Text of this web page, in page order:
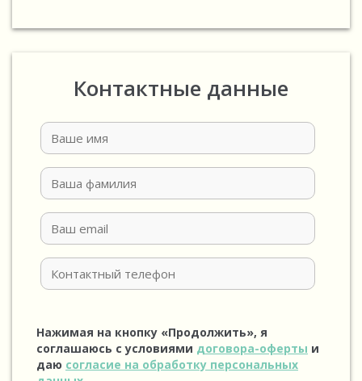
Контактные данные
Нажимая на кнопку «Продолжить», я
соглашаюсь с условиями договора-оферты и
даю согласие на обработку персональных